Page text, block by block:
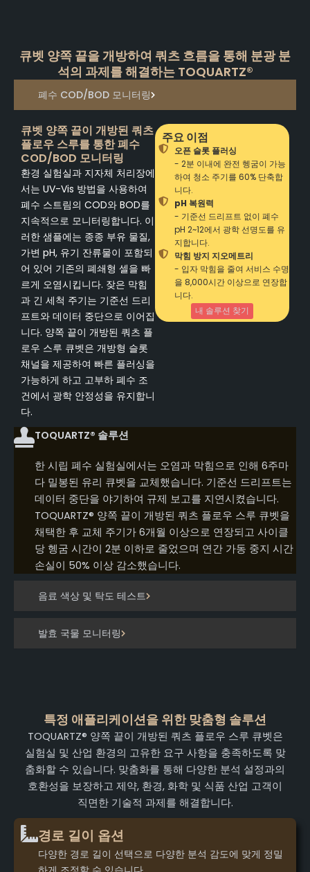
큐벳 양쪽 끝을 개방하여 쿼츠 흐름을 통해 분광 분
석의 과제를 해결하는 TOQUARTZ®
폐수 COD/BOD 모니터링
음료 색상 및 탁도 테스트
발효 국물 모니터링
큐벳 양쪽 끝이 개방된 쿼츠
플로우 스루를 통한 폐수
COD/BOD 모니터링
환경 실험실과 지자체 처리장에
서는 UV-Vis 방법을 사용하여
폐수 스트림의 COD와 BOD를
지속적으로 모니터링합니다. 이
러한 샘플에는 종종 부유 물질,
가변 pH, 유기 잔류물이 포함되
어 있어 기존의 폐쇄형 셀을 빠
르게 오염시킵니다. 잦은 막힘
과 긴 세척 주기는 기준선 드리
프트와 데이터 중단으로 이어집
니다. 양쪽 끝이 개방된 쿼츠 플
로우 스루 큐벳은 개방형 슬롯
채널을 제공하여 빠른 플러싱을
가능하게 하고 고부하 폐수 조
건에서 광학 안정성을 유지합니
다.
주요 이점
오픈 슬롯 플러싱
- 2분 이내에 완전 헹굼이 가능
하여 청소 주기를 60% 단축합
니다.
pH 복원력
- 기준선 드리프트 없이 폐수
pH 2~12에서 광학 선명도를 유
지합니다.
막힘 방지 지오메트리
- 입자 막힘을 줄여 서비스 수명
을 8,000시간 이상으로 연장합
니다.
내 솔루션 찾기
TOQUARTZ® 솔루션
한 시립 폐수 실험실에서는 오염과 막힘으로 인해 6주마
다 밀봉된 유리 큐벳을 교체했습니다. 기준선 드리프트는
데이터 중단을 야기하여 규제 보고를 지연시켰습니다.
TOQUARTZ® 양쪽 끝이 개방된 쿼츠 플로우 스루 큐벳을
채택한 후 교체 주기가 6개월 이상으로 연장되고 사이클
당 헹굼 시간이 2분 이하로 줄었으며 연간 가동 중지 시간
손실이 50% 이상 감소했습니다.
특정 애플리케이션을 위한 맞춤형 솔루션
TOQUARTZ® 양쪽 끝이 개방된 쿼츠 플로우 스루 큐벳은
실험실 및 산업 환경의 고유한 요구 사항을 충족하도록 맞
춤화할 수 있습니다. 맞춤화를 통해 다양한 분석 설정과의
호환성을 보장하고 제약, 환경, 화학 및 식품 산업 고객이
직면한 기술적 과제를 해결합니다.
경로 길이 옵션
다양한 경로 길이 선택으로 다양한 분석 감도에 맞게 정밀